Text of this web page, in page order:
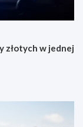
złotych w jednej